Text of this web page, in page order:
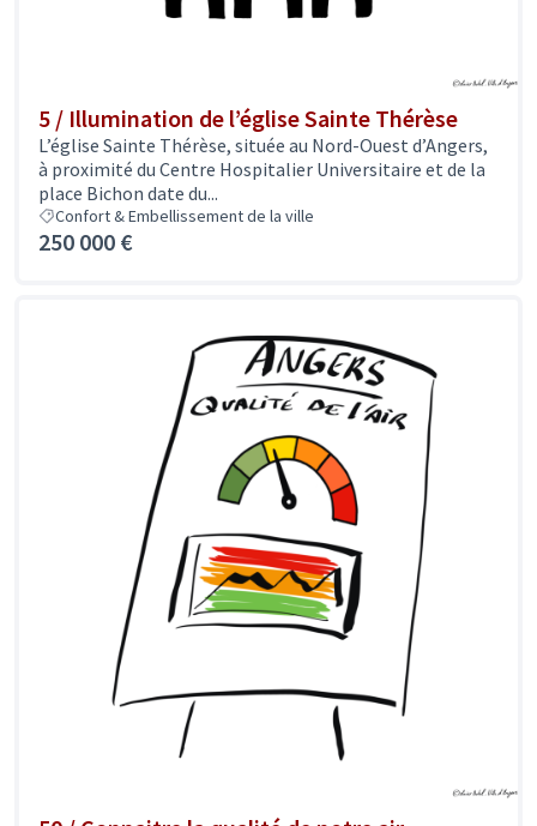
5 / Illumination de l’église Sainte Thérèse
L’église Sainte Thérèse, située au Nord-Ouest d’Angers,
à proximité du Centre Hospitalier Universitaire et de la
place Bichon date du...
Confort & Embellissement de la ville
250 000 €